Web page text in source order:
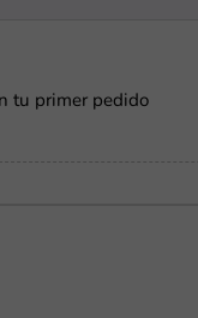
tu primer pedido